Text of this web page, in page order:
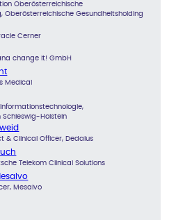
Oberösterreichische
Oberösterreichische Gesundheitsholding
Cerner
change it! GmbH
Medical
Schleswig-Holstein
& Clinical Officer, Dedalus
Telekom Clinical Solutions
Mesalvo